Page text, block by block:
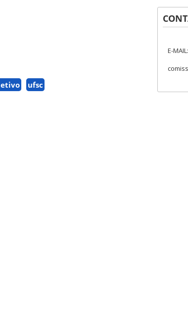
ufsc
E-MAIL: